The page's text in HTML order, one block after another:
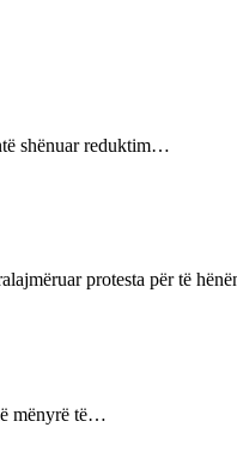
shënuar reduktim…
protesta për të
mënyrë të…